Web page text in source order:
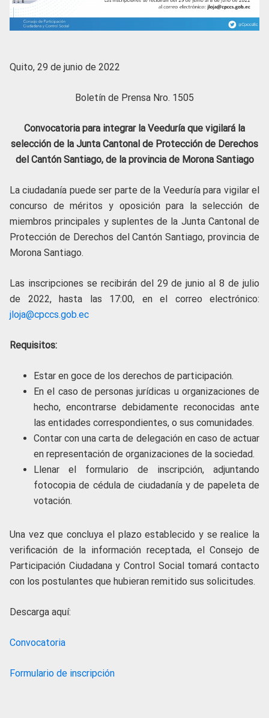
Quito, 29 de junio de 2022
Boletín de Prensa Nro. 1505
Convocatoria para integrar la Veeduría que vigilará la
selección de la Junta Cantonal de Protección de Derechos
del Cantón Santiago, de la provincia de Morona Santiago
La ciudadanía puede ser parte de la Veeduría para vigilar el
concurso de méritos y oposición para la selección de
miembros principales y suplentes de la Junta Cantonal de
Protección de Derechos del Cantón Santiago, provincia de
Morona Santiago.
Las inscripciones se recibirán del 29 de junio al 8 de julio
de 2022, hasta las 17:00, en el correo electrónico:
jloja@cpccs.gob.ec
Requisitos:
Estar en goce de los derechos de participación.
En el caso de personas jurídicas u organizaciones de
hecho, encontrarse debidamente reconocidas ante
las entidades correspondientes, o sus comunidades.
Contar con una carta de delegación en caso de actuar
en representación de organizaciones de la sociedad.
Llenar el formulario de inscripción, adjuntando
fotocopia de cédula de ciudadanía y de papeleta de
votación.
Una vez que concluya el plazo establecido y se realice la
verificación de la información receptada, el Consejo de
Participación Ciudadana y Control Social tomará contacto
con los postulantes que hubieran remitido sus solicitudes.
Descarga aquí:
Convocatoria
Formulario de inscripción